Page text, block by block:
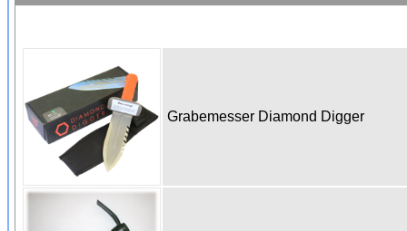
Grabemesser Diamond Digger